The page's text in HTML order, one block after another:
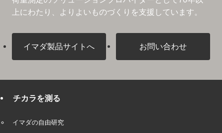
上にわたり、よりよいものづくりを支援しています。
イマダ製品サイトへ お問い合わせ
チカラを測る
イマダの自由研究